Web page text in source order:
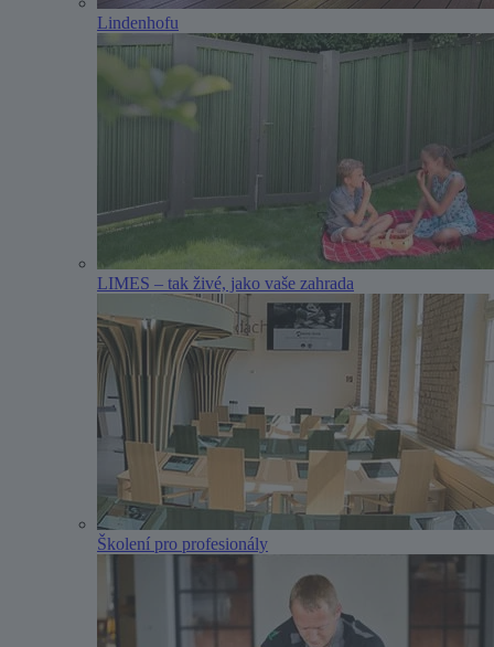
Lindenhofu
LIMES – tak živé, jako vaše zahrada
Školení pro profesionály